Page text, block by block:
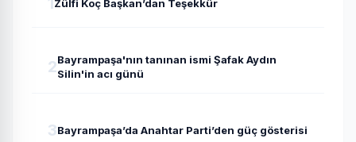
Zülfi Koç Başkan’dan Teşekkür
2Bayrampaşa'nın tanınan ismi Şafak Aydın
Silin'in acı günü
3Bayrampaşa’da Anahtar Parti’den güç gösterisi